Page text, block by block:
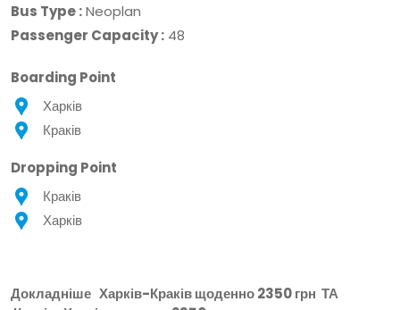
Bus Type :Neoplan
Passenger Capacity : 48
Boarding Point
Харків
Краків
Dropping Point
Краків
Харків
Докладніше Харків-Краків щоденно 2350 грн ТА